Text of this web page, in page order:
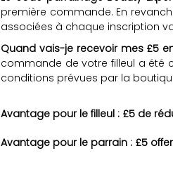
première commande. En
associées à chaque inscription
Quand vais-je recevoir mes £5
commande de votre filleul a été
conditions prévues par la
Avantage pour le filleul : £5 de
Avantage pour le parrain : £5